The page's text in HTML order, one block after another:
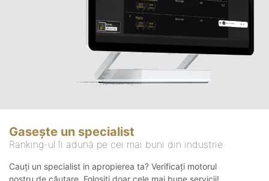
Gasește un specialist
Ranking-ul îi adună pe cei mai buni din industrie
Cauți un specialist in apropierea ta? Verificați motorul
nostru de căutare. Folosiți doar cele mai bune servicii!